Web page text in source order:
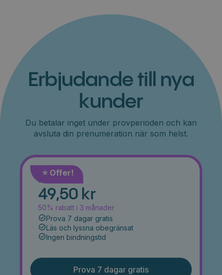
Erbjudande till nya
kunder
Du betalar inget under provperioden och kan
avsluta din prenumeration när som helst.
⭐️ Offer!
Månad
49,50 kr
50% rabatt i 3 månader
Prova 7 dagar gratis
Läs och lyssna obegränsat
Ingen bindningstid
Prova 7 dagar gratis